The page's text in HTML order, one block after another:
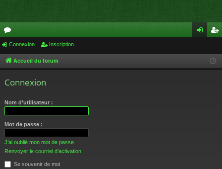
or
u cri
Connexion Inscription
Accueil du forum
Connexion
Nom d’utilisateur :
Mot de passe :
J’ai oublié mon mot de passe
Renvoyer le courriel d’activation
Se souvenir de moi